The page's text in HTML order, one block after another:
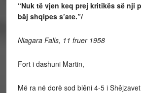
“Nuk të vjen keq prej kritikës së nji
bâj shqipes s’ate.”/
Niagara Falls, 11 fruer 1958
Fort i dashuni Martin,
Më ra në dorë sod blêni 4-5 i